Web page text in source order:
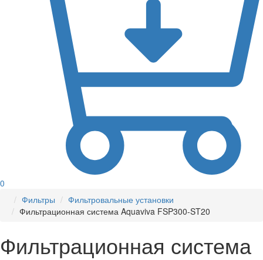
0
Фильтры
Фильтровальные установки
Фильтрационная система Aquaviva FSP300-ST20
Фильтрационная система